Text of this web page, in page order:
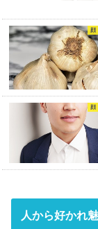
顔
顔
人から好かれ